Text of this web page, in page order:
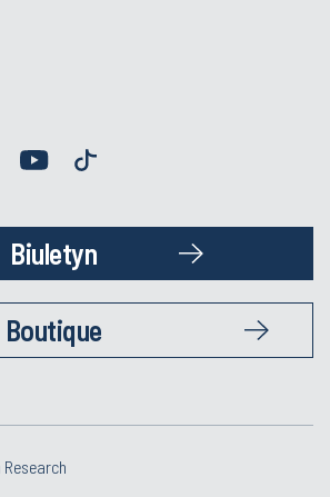
Biuletyn
Boutique
Research